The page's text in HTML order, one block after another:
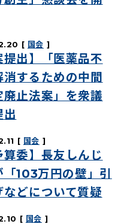
国会
提出】「医薬品不
消するための中間
廃止法案」を衆議
出
国会
算委】長友しんじ
103万円の壁」引
などについて質疑
国会